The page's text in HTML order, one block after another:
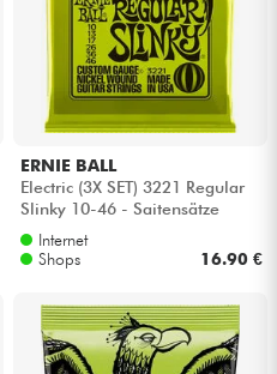
ERNIE BALL
Electric (3X SET) 3221 Regular
Slinky 10-46 - Saitensätze
Internet
Shops
16.90 €